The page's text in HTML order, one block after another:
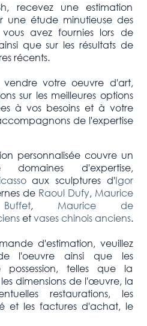
recevez une estimation
une étude minutieuse des
avez fournies lors de
que sur les résultats de
récents.
vendre votre oeuvre d'art,
sur les meilleures options
à vos besoins et à votre
de l'expertise
personnalisée couvre un
d'expertise,
aux sculptures d'Igor
de Raoul Dufy, Maurice
, Maurice de
etvases chinois anciens.
d'estimation, veuillez
l'oeuvre ainsi que les
possession, telles que la
dimensions de l'œuvre, la
restaurations, les
et les factures d'achat, le